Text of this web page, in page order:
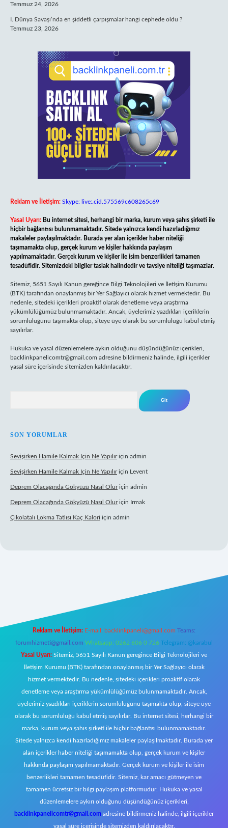
Temmuz 24, 2026
I. Dünya Savaşı’nda en şiddetli çarpışmalar hangi cephede oldu ?
Temmuz 23, 2026
Reklam ve İletişim: Skype: live:.cid.575569c608265c69
Yasal Uyarı: Bu internet sitesi, herhangi bir marka, kurum veya şahıs şirketi ile
hiçbir bağlantısı bulunmamaktadır. Sitede yalnızca kendi hazırladığımız
makaleler paylaşılmaktadır. Burada yer alan içerikler haber niteliği
taşımamakta olup, gerçek kurum ve kişiler hakkında paylaşım
yapılmamaktadır. Gerçek kurum ve kişiler ile isim benzerlikleri tamamen
tesadüfidir. Sitemizdeki bilgiler taslak halindedir ve tavsiye niteliği taşımazlar.
Sitemiz, 5651 Sayılı Kanun gereğince Bilgi Teknolojileri ve İletişim Kurumu
(BTK) tarafından onaylanmış bir Yer Sağlayıcı olarak hizmet vermektedir. Bu
nedenle, sitedeki içerikleri proaktif olarak denetleme veya araştırma
yükümlülüğümüz bulunmamaktadır. Ancak, üyelerimiz yazdıkları içeriklerin
sorumluluğunu taşımakta olup, siteye üye olarak bu sorumluluğu kabul etmiş
sayılırlar.
Hukuka ve yasal düzenlemelere aykırı olduğunu düşündüğünüz içerikleri,
backlinkpanelicomtr@gmail.com adresine bildirmeniz halinde, ilgili içerikler
yasal süre içerisinde sitemizden kaldırılacaktır.
SON YORUMLAR
Sevişirken Hamile Kalmak Için Ne Yapılıriçin admin
Sevişirken Hamile Kalmak Için Ne Yapılıriçin Levent
Deprem Olacağında Gökyüzü Nasıl Oluriçin admin
Deprem Olacağında Gökyüzü Nasıl Oluriçin Irmak
Çikolatalı Lokma Tatlısı Kaç Kalori için admin
Reklam ve İletişim: E-mail: backlinkpaneli@gmail.com Teams:
forumhizmeti@gmail.com Whatsapp: 0262 606 0 726 Telegram: @karabul
Yasal Uyarı: Sitemiz, 5651 Sayılı Kanun gereğince Bilgi Teknolojileri ve
İletişim Kurumu (BTK) tarafından onaylanmış bir Yer Sağlayıcı olarak
hizmet vermektedir. Bu nedenle, sitedeki içerikleri proaktif olarak
denetleme veya araştırma yükümlülüğümüz bulunmamaktadır. Ancak,
üyelerimiz yazdıkları içeriklerin sorumluluğunu taşımakta olup, siteye üye
olarak bu sorumluluğu kabul etmiş sayılırlar. Bu internet sitesi, herhangi bir
marka, kurum veya şahıs şirketi ile hiçbir bağlantısı bulunmamaktadır.
Sitede yalnızca kendi hazırladığımız makaleler paylaşılmaktadır. Burada yer
alan içerikler haber niteliği taşımamakta olup, gerçek kurum ve kişiler
hakkında paylaşım yapılmamaktadır. Gerçek kurum ve kişiler ile isim
benzerlikleri tamamen tesadüfidir. Sitemiz, kar amacı gütmeyen ve
tamamen ücretsiz bir bilgi paylaşım platformudur. Hukuka ve yasal
düzenlemelere aykırı olduğunu düşündüğünüz içerikleri,
backlinkpanelicomtr@gmail.com adresine bildirmeniz halinde, ilgili içerikler
yasal süre içerisinde sitemizden kaldırılacaktır.